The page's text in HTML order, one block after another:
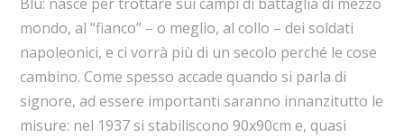
mondo, al “fianco” – o meglio, al collo – dei soldati
napoleonici, e ci vorrà più di un secolo perché le cose
cambino. Come spesso accade quando si parla di
signore, ad essere importanti saranno innanzitutto le
misure: nel 1937 si stabiliscono 90x90cm e, quasi